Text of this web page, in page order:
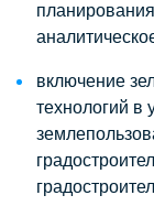
включение
технологий в